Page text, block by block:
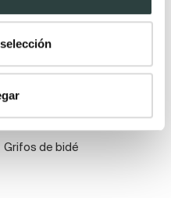
Conjuntos de ducha
Grifos de ducha higiénica
Grifos de bidé